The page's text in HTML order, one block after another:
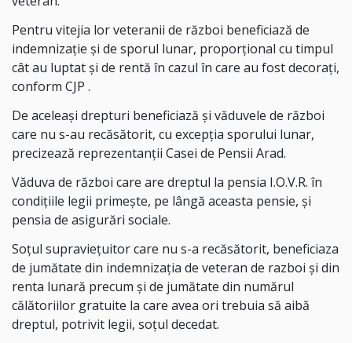
Pentru vitejia lor veteranii de război beneficiază de
indemnizație și de sporul lunar, proporțional cu timpul
cât au luptat și de rentă în cazul în care au fost decorați,
conform CJP .
De aceleași drepturi beneficiază și văduvele de război
care nu s-au recăsătorit, cu excepția sporului lunar,
precizează reprezentanții Casei de Pensii Arad.
Văduva de război care are dreptul la pensia I.O.V.R. în
condițiile legii primește, pe lângă aceasta pensie, și
pensia de asigurări sociale.
Soțul supraviețuitor care nu s-a recăsătorit, beneficiaza
de jumătate din indemnizația de veteran de razboi și din
renta lunară precum și de jumătate din numărul
călătoriilor gratuite la care avea ori trebuia să aibă
dreptul, potrivit legii, soțul decedat.